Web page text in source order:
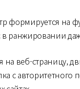
формируется на
ранжировании
веб-страницу,
с авторитетного